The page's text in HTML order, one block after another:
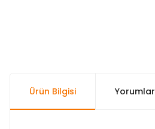
Ürün Bilgisi Yorumlar